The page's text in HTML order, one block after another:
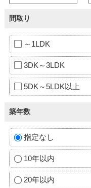
間取り
～1LDK
3DK～3LDK
5DK～5LDK以上
築年数
指定なし
10年以内
20年以内